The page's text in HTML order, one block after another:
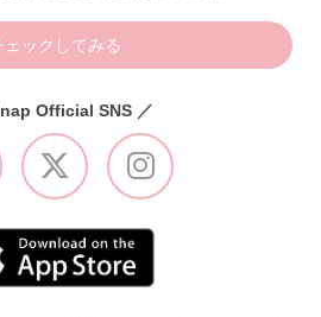
ェックしてみる
Official SNS ／